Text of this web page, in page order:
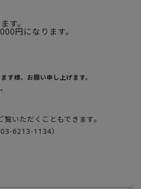
す。
円になります。
す様、お願い申し上げます。
いただくこともできます。
6213-1134）